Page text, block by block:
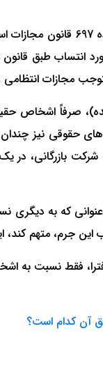
مطابق با قوانین و‌
انتساب طبق
مجازات
صرفاً اشخاص
حقوقی نیز
بازرگانی، در
که به
جرم، متهم کند،
فقط نسبت به
آن کدام است؟